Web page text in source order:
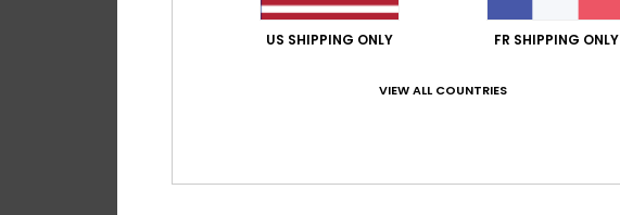
US SHIPPING ONLY FR SHIPPING ONLY
VIEW ALL COUNTRIES